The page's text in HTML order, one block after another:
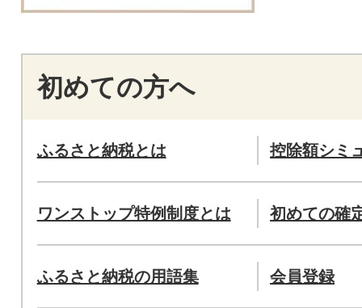
初めての方へ
ふるさと納税とは 控除額シミ
ワンストップ特例制度とは 初めての確
ふるさと納税の用語集 会員登録